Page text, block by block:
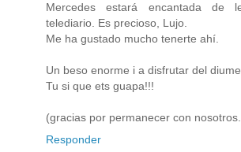
Mercedes estará encantada de
telediario. Es precioso, Lujo.
Me ha gustado mucho tenerte ahí.
Un beso enorme i a disfrutar del
Tu si que ets guapa!!!
(gracias por permanecer con
Responder